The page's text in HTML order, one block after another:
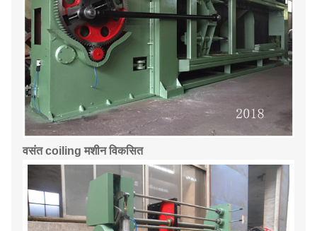
वसंत coiling मशीन विकसित